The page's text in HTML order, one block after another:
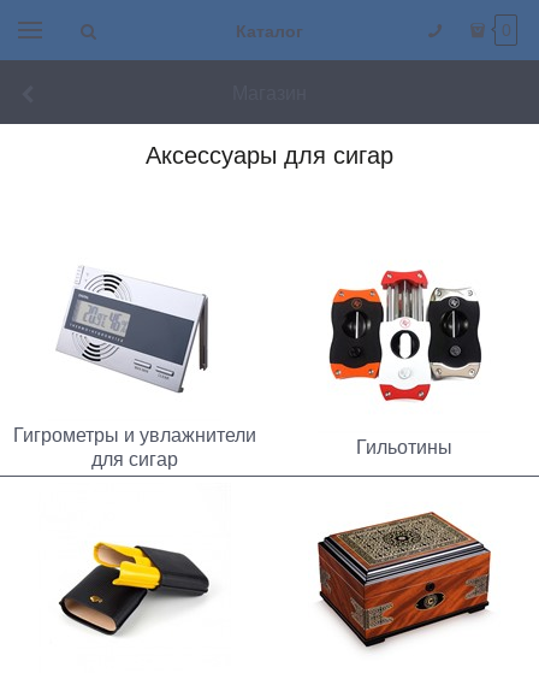
Каталог 0
Аксессуары для сигар
Гигрометры и увлажнители
для сигар
Гильотины